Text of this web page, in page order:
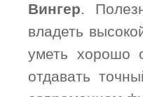
Вингер.
владеть
уметь хорошо
отдавать